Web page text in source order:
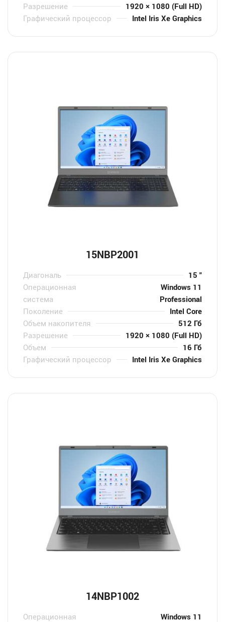
Разрешение
1920 × 1080 (Full HD)
Графический процессор
Intel Iris Xe Graphics
15NBP2001
Диагональ
15 "
Операционная
система
Windows 11
Professional
Поколение
Intel Core
Объем накопителя
512 Гб
Разрешение
1920 × 1080 (Full HD)
Объем
16 Гб
Графический процессор
Intel Iris Xe Graphics
14NBP1002
Операционная
Windows 11